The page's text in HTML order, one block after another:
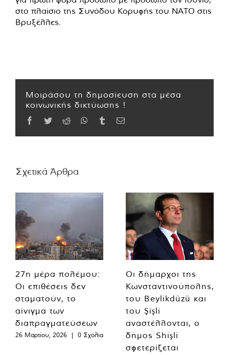
στο πλαίσιο της Συνόδου Κορυφής του ΝΑΤΟ στις
Βρυξέλλες.
Μοιράσου τη δημοσίευση στα μέσα
κοινωνικής δικτύωσης !
Facebook
TwitterReddit WhatsApp
TumblrEmail
Σχετικά Άρθρα
27η μέρα πολέμου:
Οι επιθέσεις δεν
σταματούν, το
αίνιγμα των
διαπραγματεύσεων
26 Μαρτίου, 2026 | 0 Σχόλια
Οι δήμαρχοι της
Κωνσταντινούπολης,
του Beylikdüzü και
του Şişli
αναστέλλονται, ο
δήμος Shişli
σφετερίζεται